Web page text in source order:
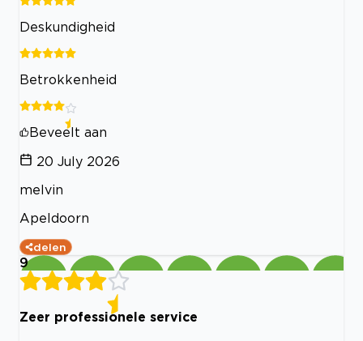
Deskundigheid
Betrokkenheid
Beveelt aan
20 July 2026
melvin
Apeldoorn
delen
9
Zeer professionele service